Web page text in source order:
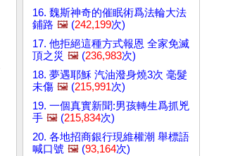
16. 魏斯神奇的催眠術爲法輪大法
鋪路 🖼️ (242,199次)
17. 他拒絕這種方式報恩 全家免滅
頂之災 🖼️ (236,983次)
18. 夢遇耶穌 汽油潑身燒3次 毫髮
未傷 🖼️ (215,991次)
19. 一個真實新聞:男孩轉生爲抓兇
手 🖼️ (215,834次)
20. 各地招商銀行現維權潮 舉標語
喊口號 🖼️ (93,164次)